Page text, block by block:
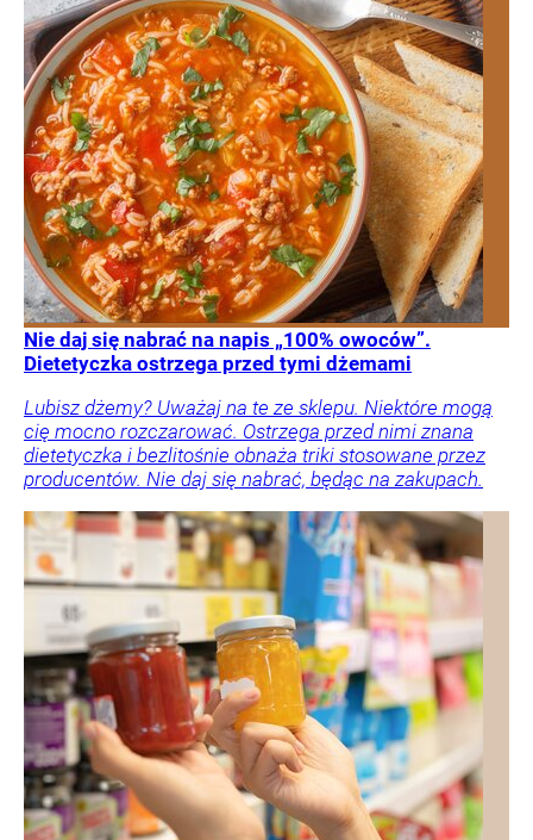
Nie daj się nabrać na napis „100% owoców”.
Dietetyczka ostrzega przed tymi dżemami
Lubisz dżemy? Uważaj na te ze sklepu. Niektóre mogą
cię mocno rozczarować. Ostrzega przed nimi znana
dietetyczka i bezlitośnie obnaża triki stosowane przez
producentów. Nie daj się nabrać, będąc na zakupach.